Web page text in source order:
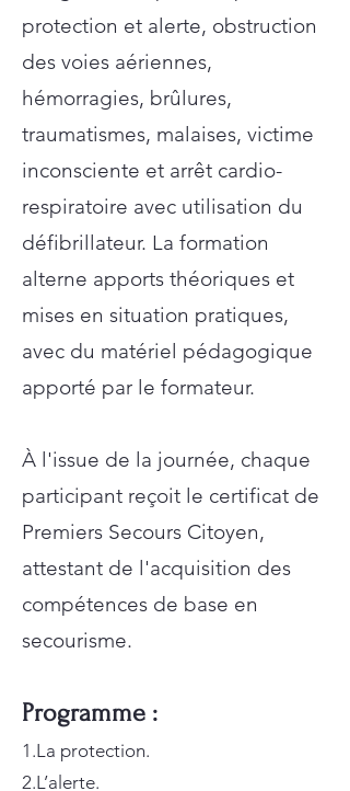
protection et alerte, obstruction
des voies aériennes,
hémorragies, brûlures,
traumatismes, malaises, victime
inconsciente et arrêt cardio-
respiratoire avec utilisation du
défibrillateur. La formation
alterne apports théoriques et
mises en situation pratiques,
avec du matériel pédagogique
apporté par le formateur.
À l'issue de la journée, chaque
participant reçoit le certificat de
Premiers Secours Citoyen,
attestant de l'acquisition des
compétences de base en
secourisme.
Programme :
1.La protection.
2.L’alerte.